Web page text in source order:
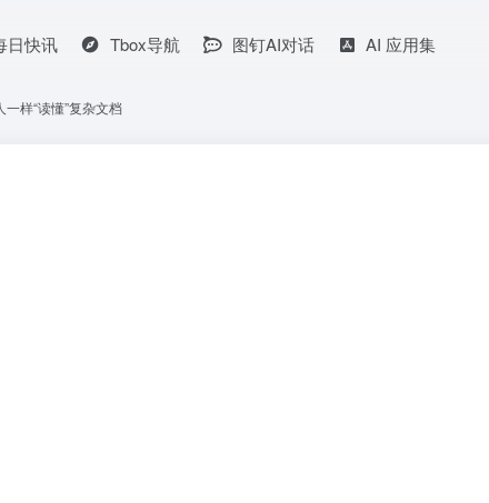
日快讯 Tbox导航 图钉AI对话 AI 应用集
样“读懂”复杂文档